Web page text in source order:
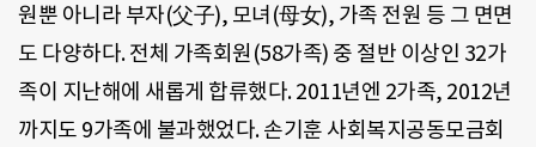
원뿐 아니라 부자(父子), 모녀(母女), 가족 전원 등 그 면면
도 다양하다. 전체 가족회원(58가족) 중 절반 이상인 32가
족이 지난해에 새롭게 합류했다. 2011년엔 2가족, 2012년
까지도 9가족에 불과했었다. 손기훈 사회복지공동모금회